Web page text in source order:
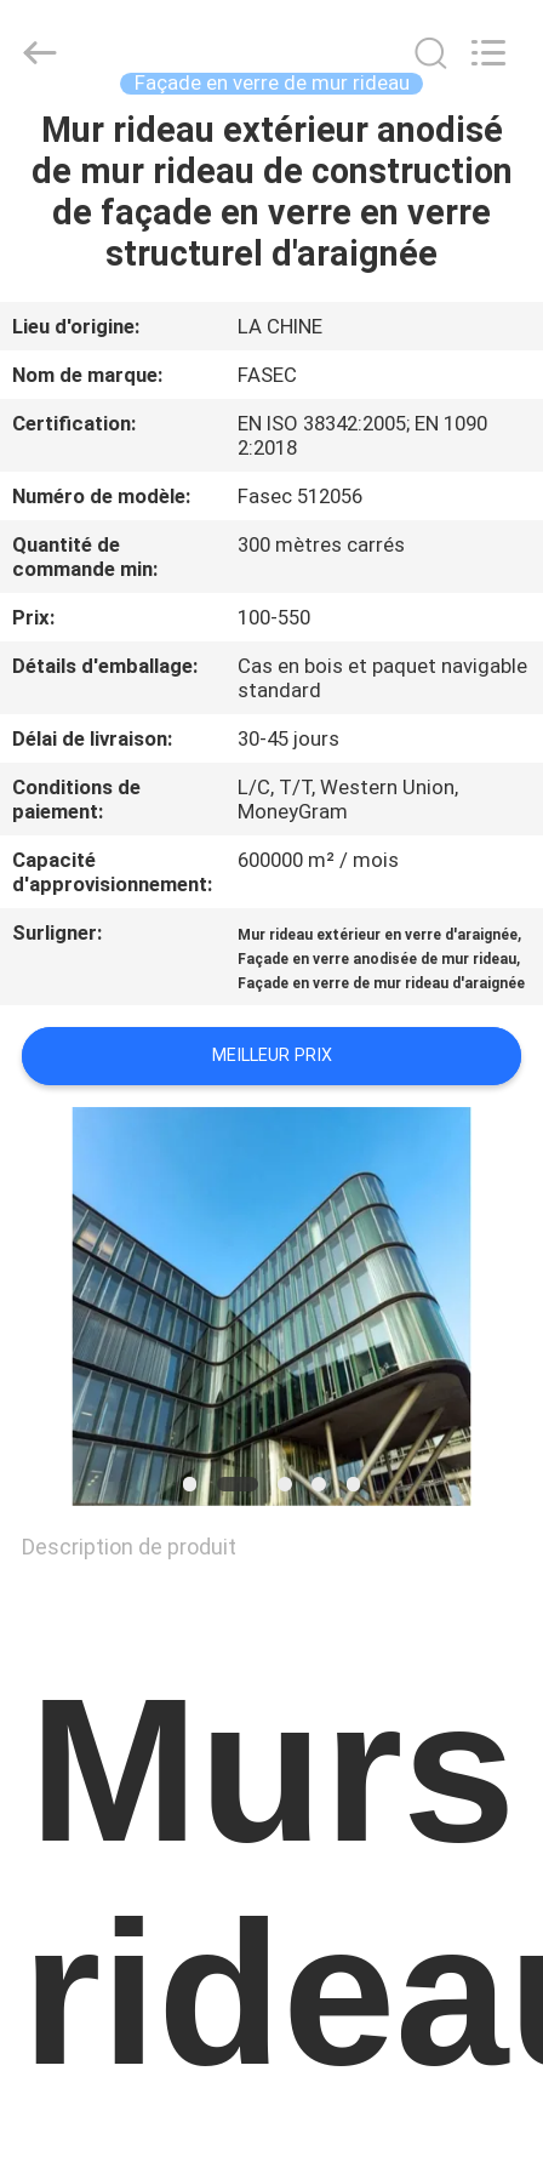
MAISON
PRODUITS
SUJET
DE
NOUS
VISITE
D'USINE
CONTRÔLE
QUALITÉ
NOUS
NOUVELLES
DEMANDEZ
UNE
CITATION
PLAN
PRIVACY
POLICY
FASEC
Buildings
Reserved.
Façade en verre de mur rideau
Mur rideau extérieur anodisé
de mur rideau de construction
de façade en verre en verre
structurel d'araignée
Lieu d'origine:
LA CHINE
Nom de marque:
FASEC
Certification:
EN ISO 3834­2:2005; EN 1090
2:2018
Numéro de modèle:
Fasec 512056
Quantité de
commande min:
300 mètres carrés
Prix:
100-550
Détails d'emballage:
Cas en bois et paquet navigable
standard
Délai de livraison:
30-45 jours
Conditions de
paiement:
L/C, T/T, Western Union,
MoneyGram
Capacité
d'approvisionnement:
600000 m² / mois
Surligner: Mur rideau extérieur en verre d'araignée,
Façade en verre anodisée de mur rideau,
Façade en verre de mur rideau d'araignée
MEILLEUR PRIX
Description de produit
Murs